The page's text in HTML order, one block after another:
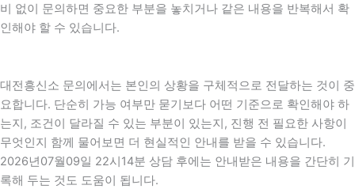
비 없이 문의하면 중요한 부분을 놓치거나 같은 내용을 반복해서 확
인해야 할 수 있습니다.
대전흥신소 문의에서는 본인의 상황을 구체적으로 전달하는 것이 중
요합니다. 단순히 가능 여부만 묻기보다 어떤 기준으로 확인해야 하
는지, 조건이 달라질 수 있는 부분이 있는지, 진행 전 필요한 사항이
무엇인지 함께 물어보면 더 현실적인 안내를 받을 수 있습니다.
2026년07월09일 22시14분 상담 후에는 안내받은 내용을 간단히 기
록해 두는 것도 도움이 됩니다.